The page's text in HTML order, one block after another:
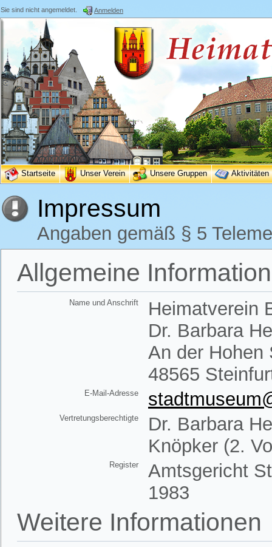
Sie sind nicht angemeldet. Anmelden
Startseite Unser Verein Unsere Gruppen Aktivitäten
Impressum
Angaben gemäß § 5
Allgemeine
Name und Anschrift
Heimatverein
Dr. Barbara
An der Hohen
48565
E-Mail-Adresse
Vertretungsberechtigte
Dr. Barbara
Knöpker (2.
Register
Amtsgericht
1983
Weitere Informationen